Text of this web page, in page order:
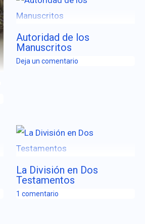
Autoridad de los
Manuscritos
Deja un comentario
La División en Dos
Testamentos
1 comentario